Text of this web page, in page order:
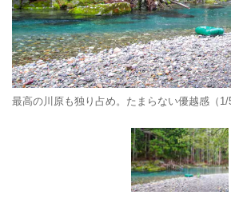
最高の川原も独り占め。たまらない優越感（1/5